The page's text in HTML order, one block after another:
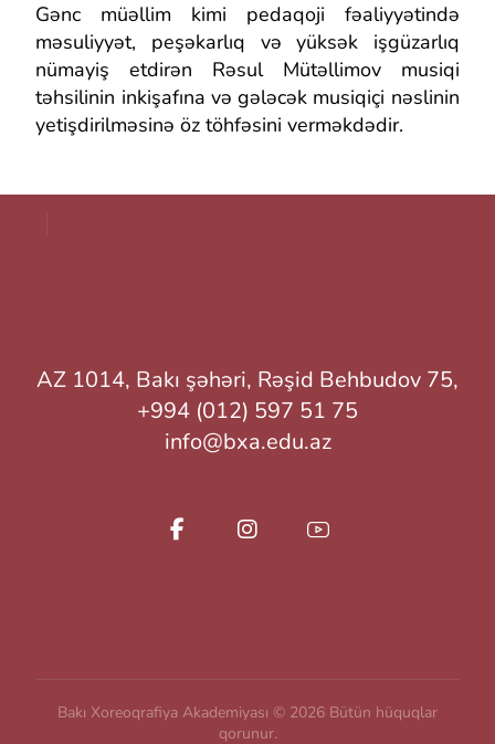
Gənc müəllim kimi pedaqoji fəaliyyətində
məsuliyyət, peşəkarlıq və yüksək işgüzarlıq
nümayiş etdirən Rəsul Mütəllimov musiqi
təhsilinin inkişafına və gələcək musiqiçi nəslinin
yetişdirilməsinə öz töhfəsini verməkdədir.
AZ 1014, Bakı şəhəri, Rəşid Behbudov 75,
+994 (012) 597 51 75
info@bxa.edu.az
Bakı Xoreoqrafiya Akademiyası © 2026 Bütün hüquqlar
qorunur.